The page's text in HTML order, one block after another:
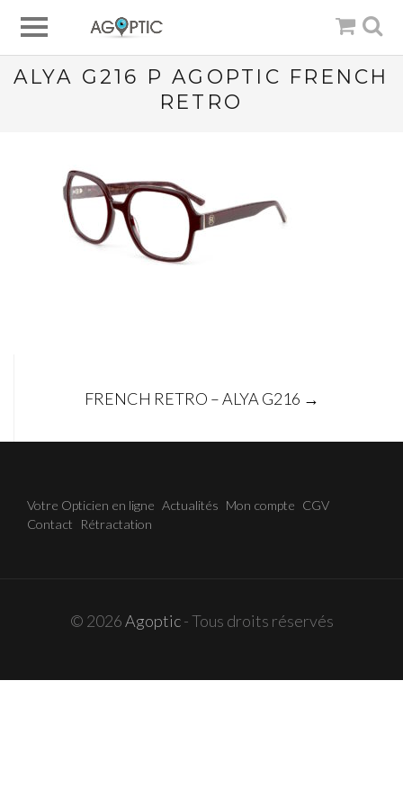
ALYA G216 P AGOPTIC FRENCH
RETRO
FRENCH RETRO – ALYA G216 →
Votre Opticien en ligne Actualités Mon compte CGV
Contact
Rétractation
© 2026Agoptic- Tous droits réservés